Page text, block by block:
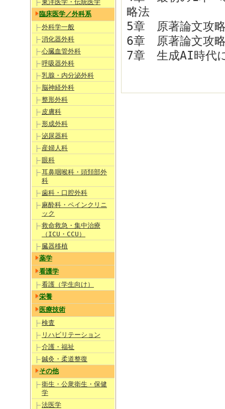
東洋医学・伝統医学
臨床医学／外科系
外科学一般
消化器外科
心臓血管外科
呼吸器外科
乳腺・内分泌外科
脳神経外科
整形外科
皮膚科
形成外科
泌尿器科
産婦人科
眼科
耳鼻咽喉科・頭頚部外
科
歯科・口腔外科
麻酔科・ペインクリニ
ック
救命救急・集中治療
（ICU・CCU）
臓器移植
薬学
看護学
看護（学生向け）
栄養
医療技術
検査
リハビリテーション
介護・福祉
鍼灸・柔道整復
その他
衛生・公衆衛生・保健
学
法医学
略法
5章 原著論文攻
6章 原著論文攻
7章 生成AI時代